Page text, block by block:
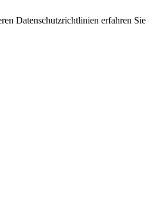
Datenschutzrichtlinien erfahren Sie